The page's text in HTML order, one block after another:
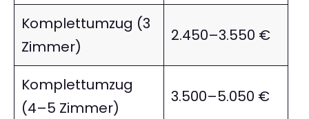
Komplettumzug (3
Zimmer)
2.450–3.550 €
Komplettumzug
(4–5 Zimmer)
3.500–5.050 €